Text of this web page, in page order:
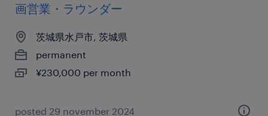
画営業・ラウンダー
茨城県水戸市, 茨城県
permanent
¥230,000 per month
posted 29 november 2024